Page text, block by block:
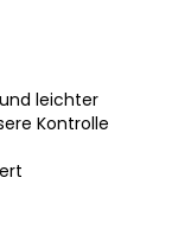
leichter
Kontrolle